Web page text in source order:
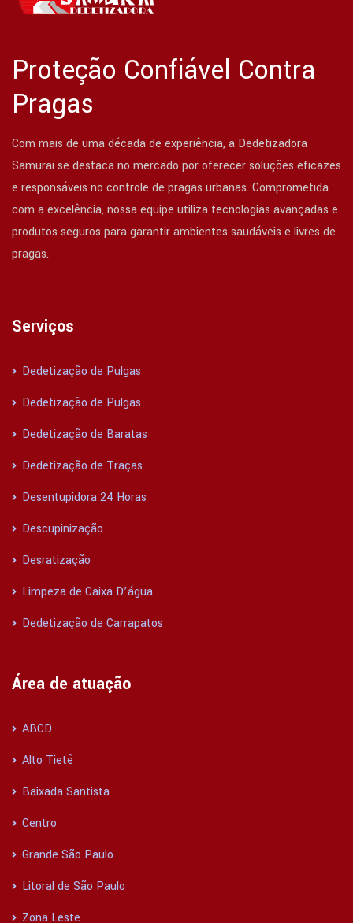
Proteção Confiável Contra
Pragas
Com mais de uma década de experiência, a Dedetizadora
Samurai se destaca no mercado por oferecer soluções eficazes
e responsáveis no controle de pragas urbanas. Comprometida
com a excelência, nossa equipe utiliza tecnologias avançadas e
produtos seguros para garantir ambientes saudáveis e livres de
pragas.
Serviços
Dedetização de Pulgas
Dedetização de Pulgas
Dedetização de Baratas
Dedetização de Traças
Desentupidora 24 Horas
Descupinização
Desratização
Limpeza de Caixa D’água
Dedetização de Carrapatos
Área de atuação
ABCD
Alto Tietê
Baixada Santista
Centro
Grande São Paulo
Litoral de São Paulo
Zona Leste